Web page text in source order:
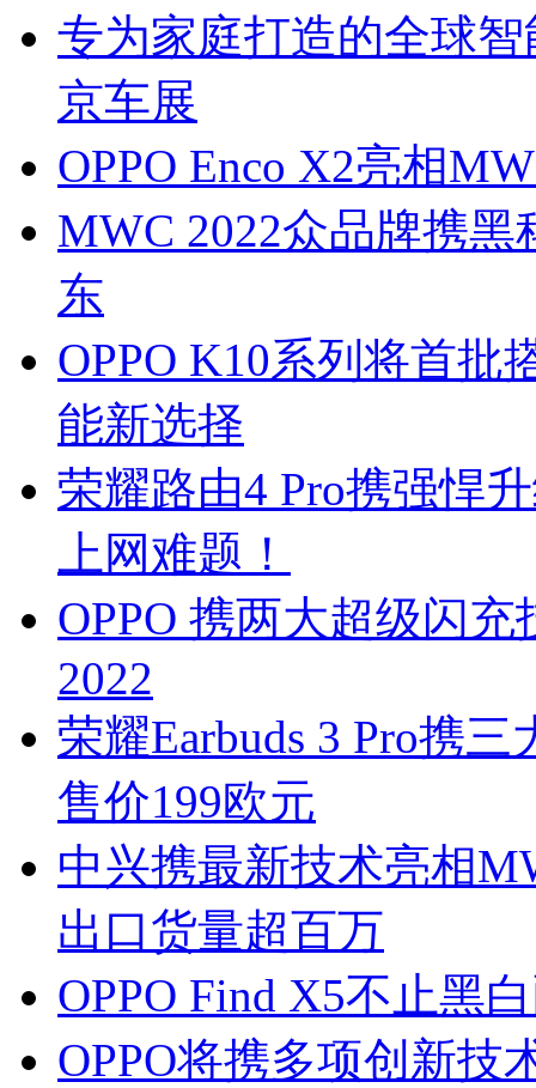
专为家庭打造的全球
京车展
OPPO Enco X2亮相
MWC 2022众品牌携
东
OPPO K10系列将首批
能新选择
荣耀路由4 Pro携强悍
上网难题！
OPPO 携两大超级闪
2022
荣耀Earbuds 3 Pro携
售价199欧元
中兴携最新技术亮相
出口货量超百万
OPPO Find X5不止黑
OPPO将携多项创新技